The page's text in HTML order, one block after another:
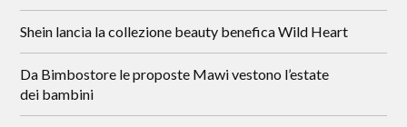
Shein lancia la collezione beauty benefica Wild Heart
Da Bimbostore le proposte Mawi vestono l’estate
dei bambini